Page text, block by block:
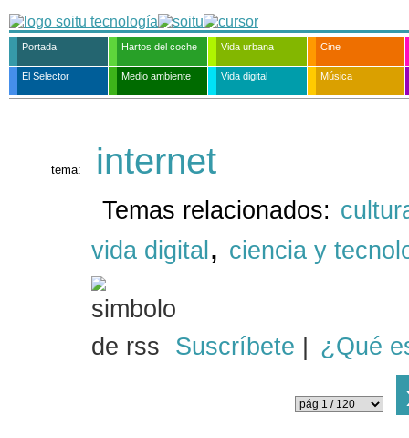
Portada Hartos del coche Vida urbana Cine
El Selector Medio ambiente Vida digital Música
tema: internet
Temas relacionados:
vida digital , ciencia y
Suscríbete ¿Qué